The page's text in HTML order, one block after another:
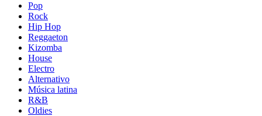
Pop
Rock
Hip Hop
Reggaeton
Kizomba
House
Electro
Alternativo
Música latina
R&B
Oldies